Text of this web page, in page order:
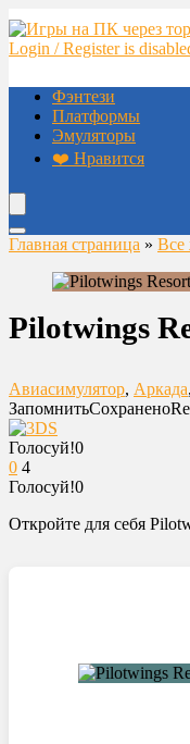
Login / Register is
Фэнтези
Платформы
Эмуляторы
❤️ Нравится
Главная страница » Все
Pilotwings
Авиасимулятор, Аркада,
ЗапомнитьСохранено
Голосуй!0
0 4
Голосуй!0
Откройте для себя